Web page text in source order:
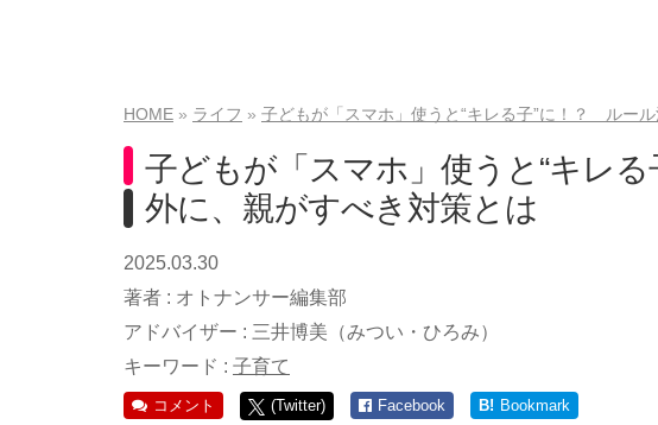
HOME ライフ 子どもが「スマホ」使うと“キレる子”に！？ ルー
子どもが「スマホ」使うと“キレ
外に、親がすべき対策とは
2025.03.30
著者 : オトナンサー編集部
アドバイザー : 三井博美（みつい・ひろみ）
キーワード : 子育て
コメント (Twitter) Facebook B! Bookmark